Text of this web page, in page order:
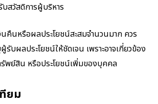
บสวัสดิการผู้บริหาร
คืนหรือผลประโยชน์สะสมจำนวนมาก ควร
ผู้รับผลประโยชน์ให้ชัดเจน เพราะอาจเกี่ยวข้อง
รัพย์สิน หรือประโยชน์เพิ่มของบุคคล
ยม